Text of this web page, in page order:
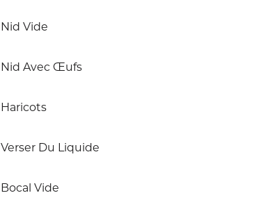
Nid Vide
Nid Avec Œufs
Haricots
Verser Du Liquide
Bocal Vide